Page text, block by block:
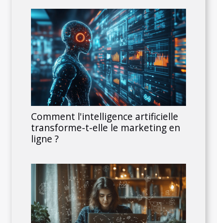
Comment l'intelligence artificielle
transforme-t-elle le marketing en
ligne ?